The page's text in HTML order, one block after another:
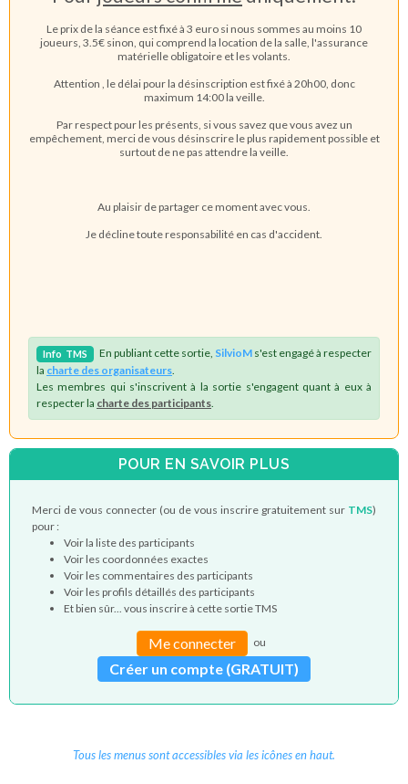
Le prix de la séance est fixé à 3 euro si nous sommes au moins 10
joueurs, 3.5€ sinon, qui comprend la location de la salle, l'assurance
matérielle obligatoire et les volants.
Attention , le délai pour la désinscription est fixé à 20h00, donc
maximum 14:00 la veille.
Par respect pour les présents, si vous savez que vous avez un
empêchement, merci de vous désinscrire le plus rapidement possible et
surtout de ne pas attendre la veille.
Au plaisir de partager ce moment avec vous.
Je décline toute responsabilité en cas d'accident.
Info TMS En publiant cette sortie, SilvioM s'est engagé à respecter
la charte des organisateurs
Les membres qui s'inscrivent à la sortie s'engagent quant à eux à
respecter la charte des participants
POUR EN SAVOIR PLUS
Merci de vous connecter (ou de vous inscrire gratuitement sur TMS)
pour :
Voir la liste des participants
Voir les coordonnées exactes
Voir les commentaires des participants
Voir les profils détaillés des participants
Et bien sûr... vous inscrire à cette sortie TMS
Me connecter ou
Créer un compte (GRATUIT)
Tous les menus sont accessibles via les icônes en haut.